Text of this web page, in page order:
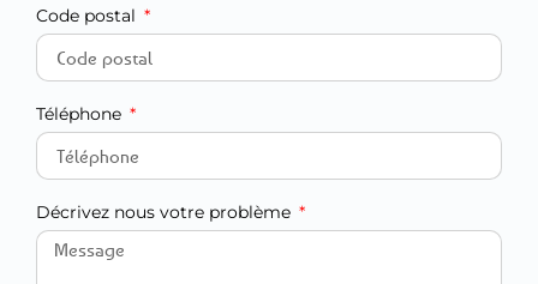
Code postal
Téléphone
Décrivez nous votre problème